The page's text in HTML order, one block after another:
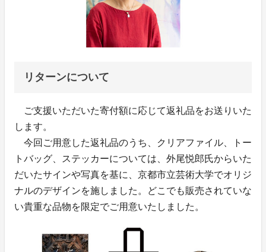
リターンについて
ご支援いただいた寄付額に応じて返礼品をお送りいた
します。
今回ご用意した返礼品のうち、クリアファイル、トー
トバッグ、ステッカーについては、外尾悦郎氏からいた
だいたサインや写真を基に、京都市立芸術大学でオリジ
ナルのデザインを施しました。どこでも販売されていな
い貴重な品物を限定でご用意いたしました。